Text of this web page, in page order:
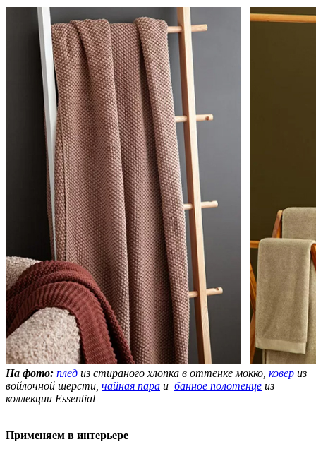
На фото: плед из стираного хлопка в оттенке мокко, ковер из
войлочной шерсти, чайная пара и банное полотенце из
коллекции Essential
Применяем в интерьере